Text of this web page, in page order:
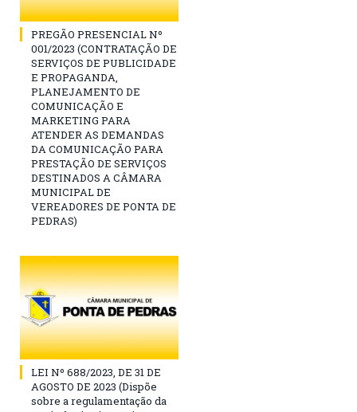
PREGÃO PRESENCIAL Nº
001/2023 (CONTRATAÇÃO DE
SERVIÇOS DE PUBLICIDADE
E PROPAGANDA,
PLANEJAMENTO DE
COMUNICAÇÃO E
MARKETING PARA
ATENDER AS DEMANDAS
DA COMUNICAÇÃO PARA
PRESTAÇÃO DE SERVIÇOS
DESTINADOS A CÂMARA
MUNICIPAL DE
VEREADORES DE PONTA DE
PEDRAS)
LEI Nº 688/2023, DE 31 DE
AGOSTO DE 2023 (Dispõe
sobre a regulamentação da